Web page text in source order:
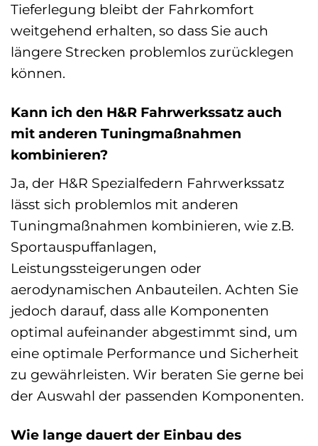
Tieferlegung bleibt der Fahrkomfort
weitgehend erhalten, so dass Sie auch
längere Strecken problemlos zurücklegen
können.
Kann ich den H&R Fahrwerkssatz auch
mit anderen Tuningmaßnahmen
kombinieren?
Ja, der H&R Spezialfedern Fahrwerkssatz
lässt sich problemlos mit anderen
Tuningmaßnahmen kombinieren, wie z.B.
Sportauspuffanlagen,
Leistungssteigerungen oder
aerodynamischen Anbauteilen. Achten Sie
jedoch darauf, dass alle Komponenten
optimal aufeinander abgestimmt sind, um
eine optimale Performance und Sicherheit
zu gewährleisten. Wir beraten Sie gerne bei
der Auswahl der passenden Komponenten.
Wie lange dauert der Einbau des